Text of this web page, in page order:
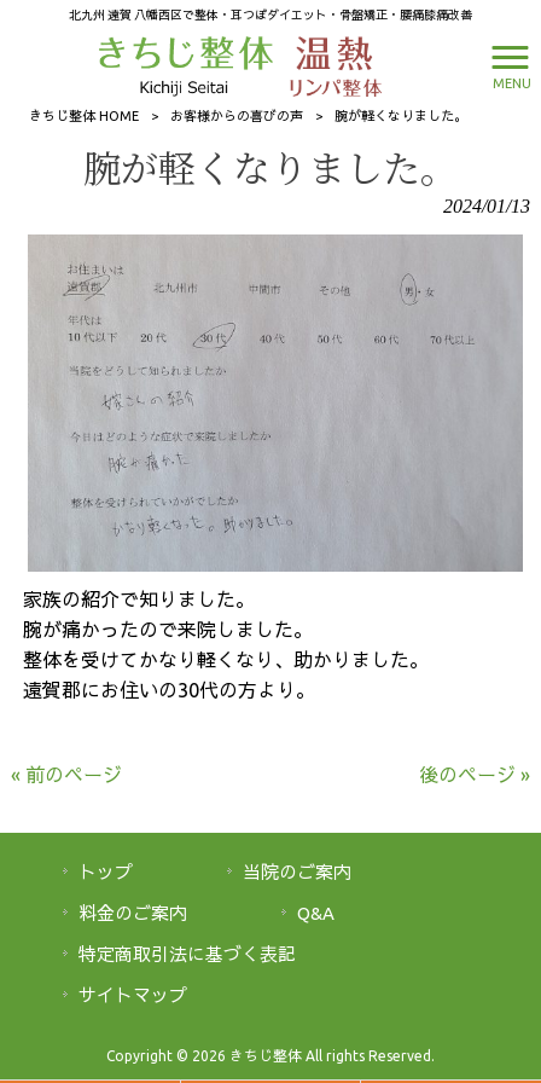
北九州 遠賀 八幡西区で整体・耳つぼダイエット・骨盤矯正・腰痛膝痛改善
MENU
きちじ整体 HOME > お客様からの喜びの声 > 腕が軽くなりました。
腕が軽くなりました。
2024/01/13
家族の紹介で知りました。
腕が痛かったので来院しました。
整体を受けてかなり軽くなり、助かりました。
遠賀郡にお住いの30代の方より。
« 前のページ 後のページ »
トップ
当院のご案内
料金のご案内
Q&A
特定商取引法に基づく表記
サイトマップ
Copyright © 2026 きちじ整体 All rights Reserved.